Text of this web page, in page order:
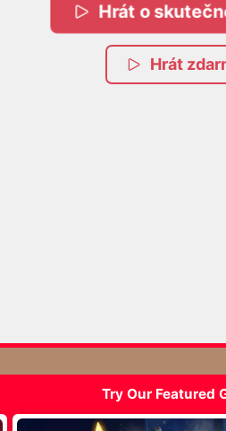
Hrát o
Hrát
Try Our Featured